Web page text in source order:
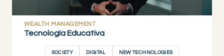
WEALTH MANAGEMENT
Tecnología Educativa
SOCIETY DIGITAL NEW TECHNOLOGIES